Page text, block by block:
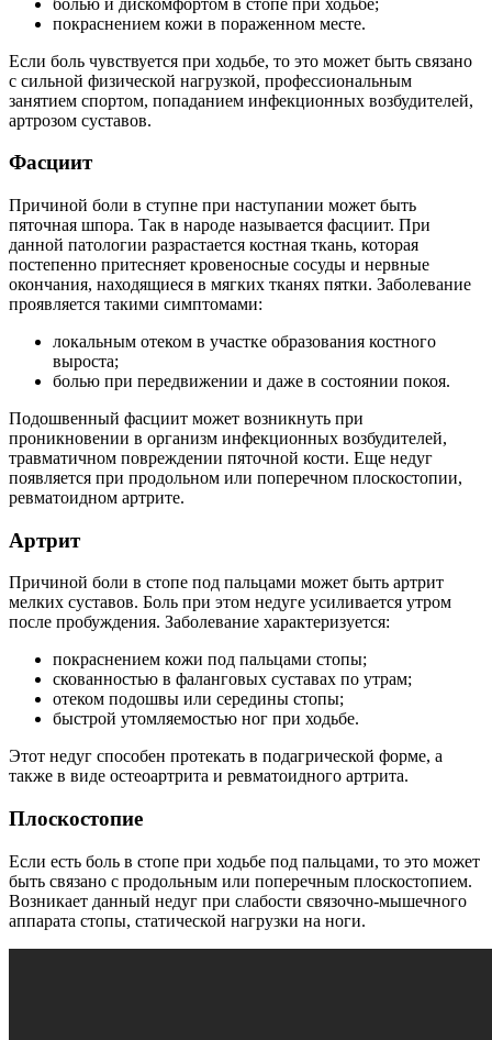
покраснением кожи в пораженном месте.
Если боль чувствуется при ходьбе, то это может быть связано
с сильной физической нагрузкой, профессиональным
занятием спортом, попаданием инфекционных возбудителей,
артрозом суставов.
Фасциит
Причиной боли в ступне при наступании может быть
пяточная шпора. Так в народе называется фасциит. При
данной патологии разрастается костная ткань, которая
постепенно притесняет кровеносные сосуды и нервные
окончания, находящиеся в мягких тканях пятки. Заболевание
проявляется такими симптомами:
локальным отеком в участке образования костного
выроста;
болью при передвижении и даже в состоянии покоя.
Подошвенный фасциит может возникнуть при
проникновении в организм инфекционных возбудителей,
травматичном повреждении пяточной кости. Еще недуг
появляется при продольном или поперечном плоскостопии,
ревматоидном артрите.
Артрит
Причиной боли в стопе под пальцами может быть артрит
мелких суставов. Боль при этом недуге усиливается утром
после пробуждения. Заболевание характеризуется:
покраснением кожи под пальцами стопы;
скованностью в фаланговых суставах по утрам;
отеком подошвы или середины стопы;
быстрой утомляемостью ног при ходьбе.
Этот недуг способен протекать в подагрической форме, а
также в виде остеоартрита и ревматоидного артрита.
Плоскостопие
Если есть боль в стопе при ходьбе под пальцами, то это может
быть связано с продольным или поперечным плоскостопием.
Возникает данный недуг при слабости связочно-мышечного
аппарата стопы, статической нагрузки на ноги.